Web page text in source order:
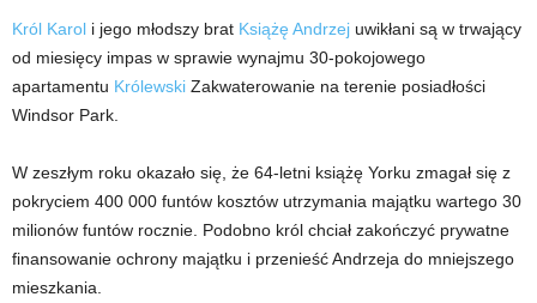
Król Karol i jego młodszy brat Książę Andrzej uwikłani są w trwający
od miesięcy impas w sprawie wynajmu 30-pokojowego
apartamentu Królewski Zakwaterowanie na terenie posiadłości
Windsor Park.
W zeszłym roku okazało się, że 64-letni książę Yorku zmagał się z
pokryciem 400 000 funtów kosztów utrzymania majątku wartego 30
milionów funtów rocznie. Podobno król chciał zakończyć prywatne
finansowanie ochrony majątku i przenieść Andrzeja do mniejszego
mieszkania.